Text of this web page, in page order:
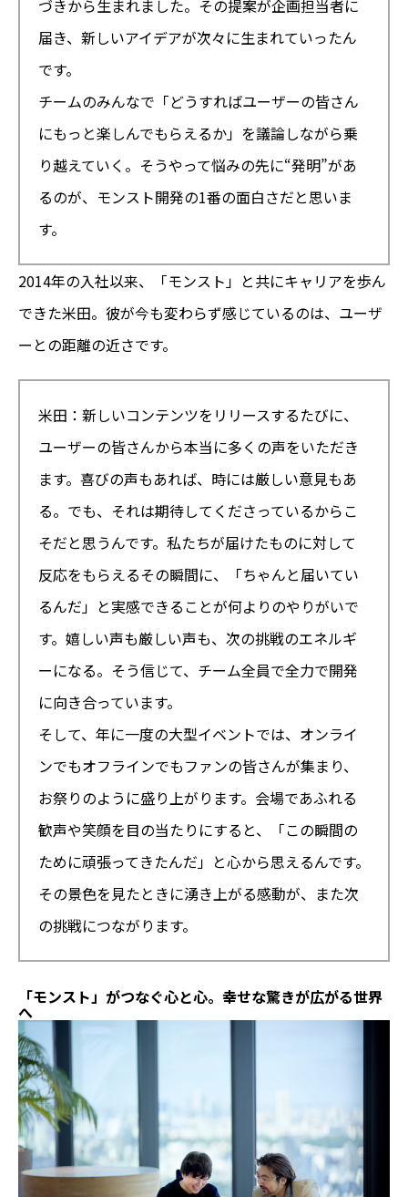
づきから生まれました。その提案が企画担当者に
届き、新しいアイデアが次々に生まれていったん
です。
チームのみんなで「どうすればユーザーの皆さん
にもっと楽しんでもらえるか」を議論しながら乗
り越えていく――。そうやって悩みの先に“発明”があ
るのが、モンスト開発の1番の面白さだと思いま
す。
2014年の入社以来、「モンスト」と共にキャリアを歩ん
できた米田。彼が今も変わらず感じているのは、ユーザ
ーとの距離の近さです。
米田：新しいコンテンツをリリースするたびに、
ユーザーの皆さんから本当に多くの声をいただき
ます。喜びの声もあれば、時には厳しい意見もあ
る。でも、それは期待してくださっているからこ
そだと思うんです。私たちが届けたものに対して
反応をもらえる――その瞬間に、「ちゃんと届いてい
るんだ」と実感できることが何よりのやりがいで
す。嬉しい声も厳しい声も、次の挑戦のエネルギ
ーになる。そう信じて、チーム全員で全力で開発
に向き合っています。
そして、年に一度の大型イベントでは、オンライ
ンでもオフラインでもファンの皆さんが集まり、
お祭りのように盛り上がります。会場であふれる
歓声や笑顔を目の当たりにすると、「この瞬間の
ために頑張ってきたんだ」と心から思えるんです。
その景色を見たときに湧き上がる感動が、また次
の挑戦につながります。
「モンスト」がつなぐ心と心。幸せな驚きが広がる世界
へ